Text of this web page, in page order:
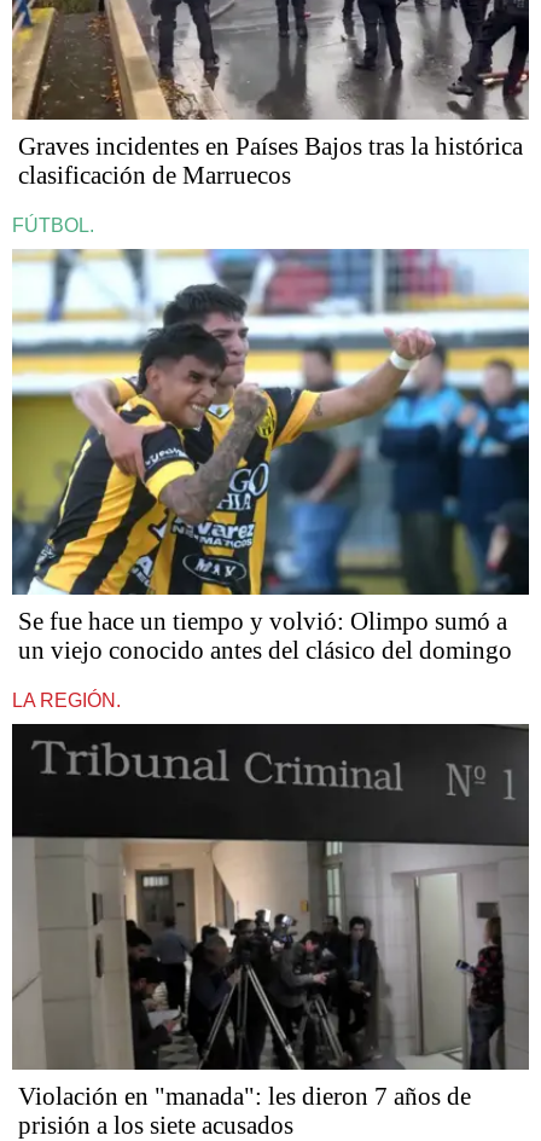
Graves incidentes en Países Bajos tras la histórica
clasificación de Marruecos
FÚTBOL.
Se fue hace un tiempo y volvió: Olimpo sumó a
un viejo conocido antes del clásico del domingo
LA REGIÓN.
Violación en "manada": les dieron 7 años de
prisión a los siete acusados